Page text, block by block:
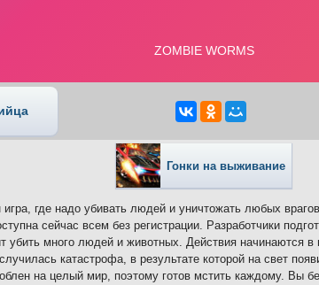
Гонки на выживание
игра, где надо убивать людей и уничтожать любых
сейчас всем без регистрации. Разработчики
убить много людей и животных. Действия начинаются
катастрофа, в результате которой на свет
на целый мир, поэтому готов мстить каждому. Вы